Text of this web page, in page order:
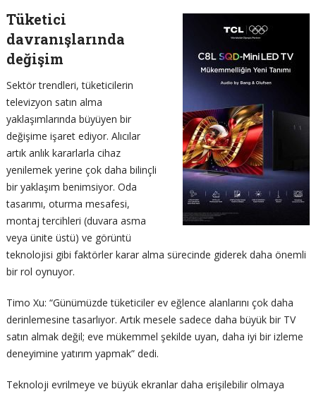
Tüketici
davranışlarında
değişim
Sektör trendleri, tüketicilerin
televizyon satın alma
yaklaşımlarında büyüyen bir
değişime işaret ediyor. Alıcılar
artık anlık kararlarla cihaz
yenilemek yerine çok daha bilinçli
bir yaklaşım benimsiyor. Oda
tasarımı, oturma mesafesi,
montaj tercihleri (duvara asma
veya ünite üstü) ve görüntü
teknolojisi gibi faktörler karar alma sürecinde giderek daha önemli
bir rol oynuyor.
Timo Xu: “Günümüzde tüketiciler ev eğlence alanlarını çok daha
derinlemesine tasarlıyor. Artık mesele sadece daha büyük bir TV
satın almak değil; eve mükemmel şekilde uyan, daha iyi bir izleme
deneyimine yatırım yapmak” dedi.
Teknoloji evrilmeye ve büyük ekranlar daha erişilebilir olmaya